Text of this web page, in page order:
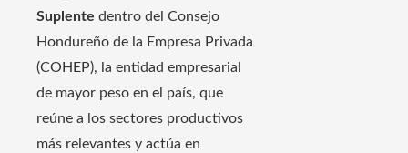
Suplente dentro del Consejo
Hondureño de la Empresa Privada
(COHEP), la entidad empresarial
de mayor peso en el país, que
reúne a los sectores productivos
más relevantes y actúa en